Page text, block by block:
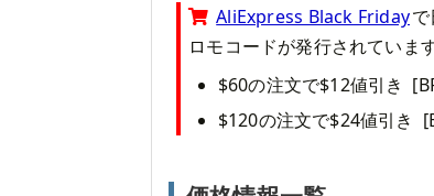
AliExpress Black Friday
ロモコードが発行されていま
$60の注文で$12値引き
$120の注文で$24値引き